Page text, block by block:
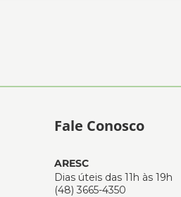
Fale Conosco
ARESC
Dias úteis das 11h às 19h
(48) 3665-4350